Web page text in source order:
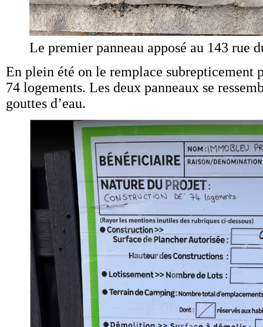
Le premier panneau apposé au 143 rue
En plein été on le remplace subrepticement
74 logements. Les deux panneaux se
gouttes d’eau.